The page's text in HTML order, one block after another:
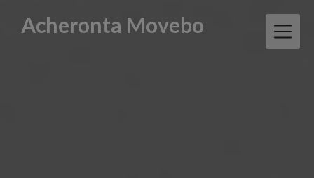
contentAcheronta Movebo